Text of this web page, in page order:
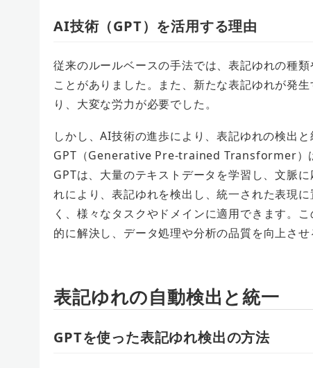
AI技術（GPT）を活用する理由
従来のルールベースの手法では、表記ゆれの種
ことがありました。また、新たな表記ゆれが発
り、大変な労力が必要でした。
しかし、AI技術の進歩により、表記ゆれの検出
GPT（Generative Pre-trained Transformer）
GPTは、大量のテキストデータを学習し、文脈
れにより、表記ゆれを検出し、統一された表現
く、様々なタスクやドメインに適用できます。
的に解決し、データ処理や分析の品質を向上させ
表記ゆれの自動検出と統一
GPTを使った表記ゆれ検出の方法